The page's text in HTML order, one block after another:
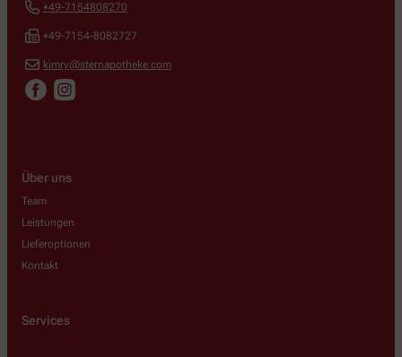
+49-7154808270
+49-7154-8082727
kimry@sternapotheke.com
Über uns
Team
Leistungen
Lieferoptionen
Kontakt
Services